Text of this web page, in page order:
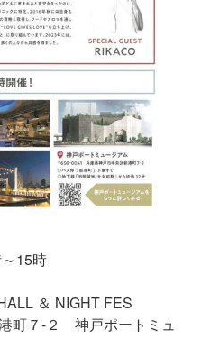
15時
＆ NIGHT FES
町７-２ 神戸ポートミュ